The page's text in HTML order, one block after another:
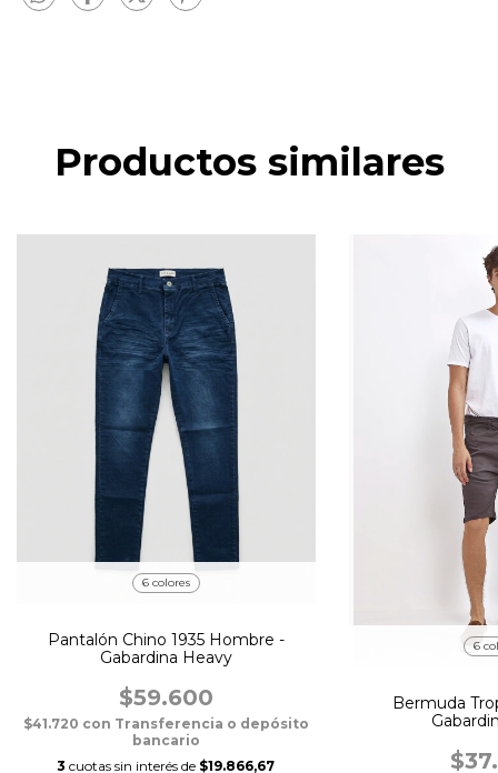
Productos similares
6 colores
Pantalón Chino 1935 Hombre -
Gabardina Heavy
$59.600
$41.720 con Transferencia o depósito
bancario
3 cuotas sin interés de $19.866,67
6
Bermuda